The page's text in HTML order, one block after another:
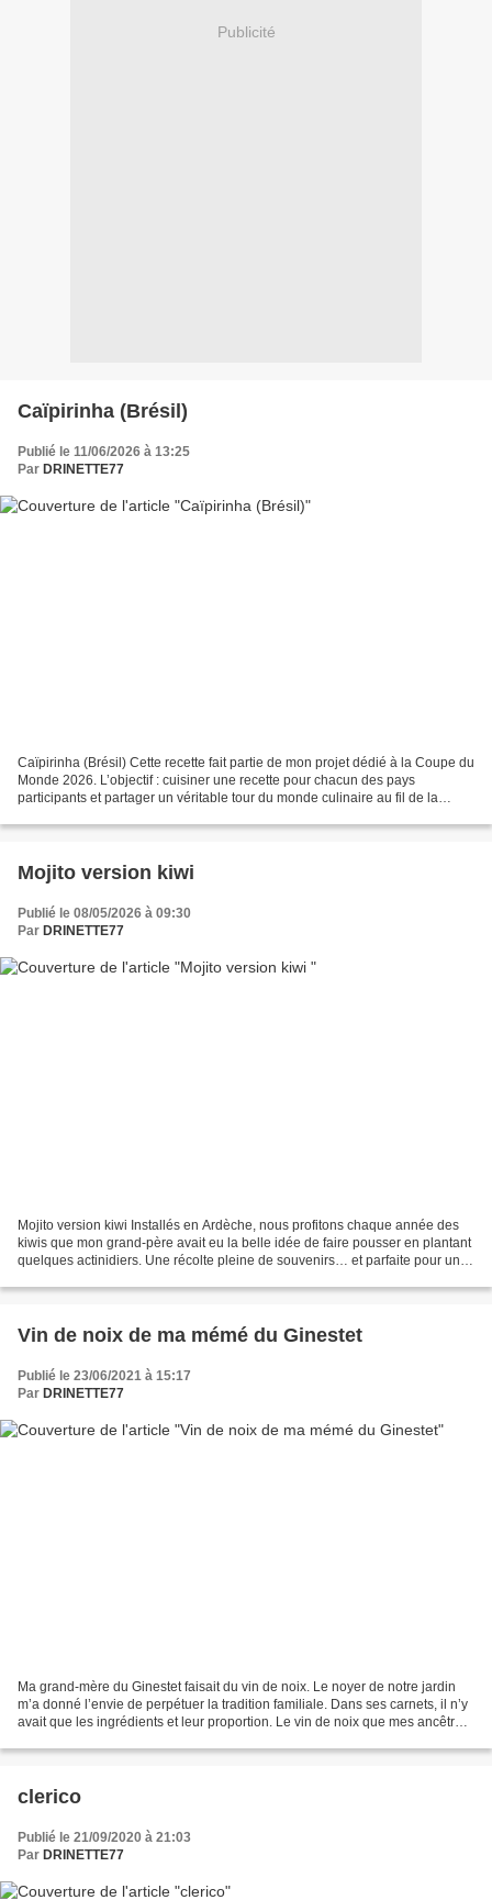
Publicité
Caïpirinha (Brésil)
Publié le 11/06/2026 à 13:25
Par DRINETTE77
Caïpirinha (Brésil) Cette recette fait partie de mon projet dédié à la Coupe du
Monde 2026. L’objectif : cuisiner une recette pour chacun des pays
participants et partager un véritable tour du monde culinaire au fil de la
Mojito version kiwi
Publié le 08/05/2026 à 09:30
Par DRINETTE77
Mojito version kiwi Installés en Ardèche, nous profitons chaque année des
kiwis que mon grand-père avait eu la belle idée de faire pousser en plantant
quelques actinidiers. Une récolte pleine de souvenirs… et parfaite pour un
Vin de noix de ma mémé du Ginestet
Publié le 23/06/2021 à 15:17
Par DRINETTE77
Ma grand-mère du Ginestet faisait du vin de noix. Le noyer de notre jardin
m’a donné l’envie de perpétuer la tradition familiale. Dans ses carnets, il n’y
avait que les ingrédients et leur proportion. Le vin de noix que mes ancêtres
clerico
Publié le 21/09/2020 à 21:03
Par DRINETTE77